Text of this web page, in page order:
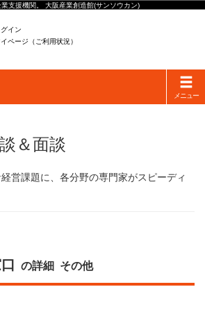
支援機関。 大阪産業創造館(サンソウカン)
グイン
ページ（ご利用状況）
Toggle
メニュー
＆面談
営課題に、各分野の専門家がスピーディ
の詳細 その他